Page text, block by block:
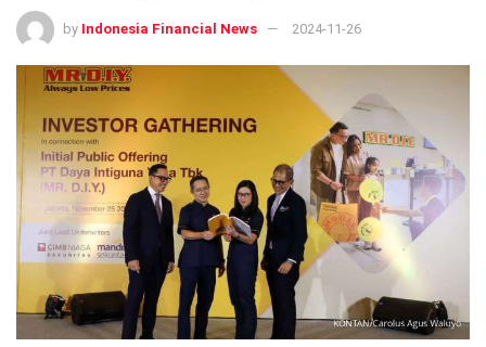
by Indonesia Financial News 2024-11-26